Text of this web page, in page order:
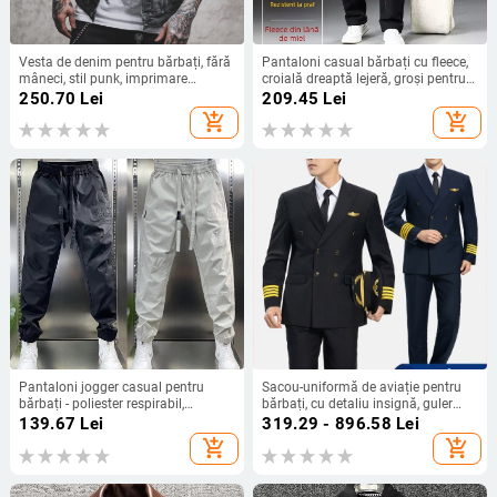
Vesta de denim pentru bărbați, fără
mâneci, stil punk, imprimare
digitală, unicoloră, 60–70%
250.70 Lei
add_shopping_cart
Pantaloni casual bărbați cu fleece,
croială dreaptă lejeră, groși pentru
toamnă și iarnă
209.45 Lei
add_shopping_cart
Pantaloni jogger casual pentru
bărbați - poliester respirabil,
imprimeu Jacquard cu litere, talie
medie, lungime cropped, manșete
strâmte
139.67 Lei
add_shopping_cart
Sacou-uniformă de aviație pentru
bărbați, cu detaliu insignă, guler
barge, nasturi în două rânduri,
căptușeală sudată, fără călcare
319.29 - 896.58 Lei
add_shopping_cart